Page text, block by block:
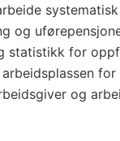
og
statistikk for
for
og